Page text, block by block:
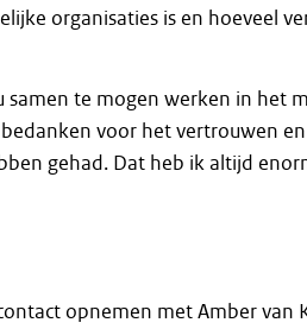
organisaties is en hoeveel
samen te mogen werken in het
voor het vertrouwen
gehad. Dat heb ik altijd
opnemen met Amber van